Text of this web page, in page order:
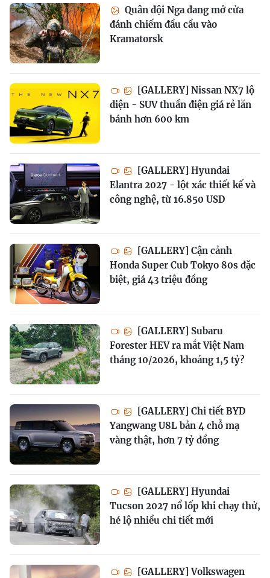
Quân đội Nga đang mở cửa
đánh chiếm đầu cầu vào
Kramatorsk
[GALLERY] Nissan NX7 lộ
diện - SUV thuần điện giá rẻ lăn
bánh hơn 600 km
[GALLERY] Hyundai
Elantra 2027 - lột xác thiết kế và
công nghệ, từ 16.850 USD
[GALLERY] Cận cảnh
Honda Super Cub Tokyo 80s đặc
biệt, giá 43 triệu đồng
[GALLERY] Subaru
Forester HEV ra mắt Việt Nam
tháng 10/2026, khoảng 1,5 tỷ?
[GALLERY] Chi tiết BYD
Yangwang U8L bản 4 chỗ mạ
vàng thật, hơn 7 tỷ đồng
[GALLERY] Hyundai
Tucson 2027 nổ lốp khi chạy thử,
hé lộ nhiều chi tiết mới
[GALLERY] Volkswagen